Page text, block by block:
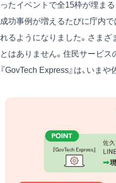
ったイベントで全15枠が埋ま
成功事例が増えるたびに庁内で
れるようになりました。さまざ
とはありません。住民サービ
『GovTech Express』は、いま